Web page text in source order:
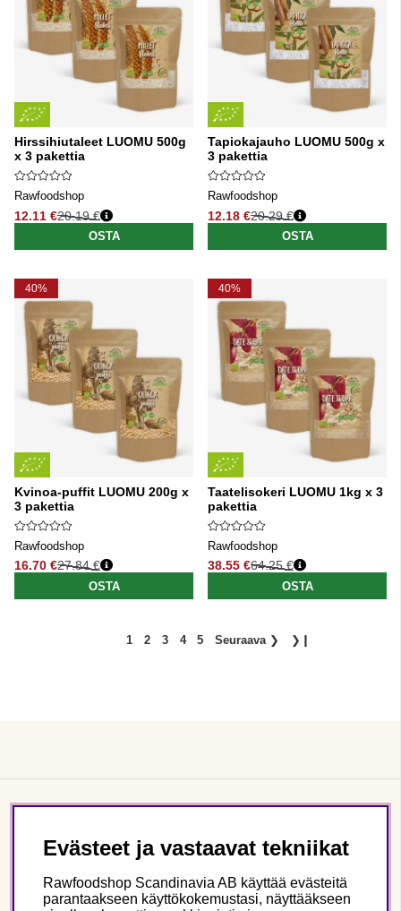
Hirssihiutaleet LUOMU 500g
x 3 pakettia
Rawfoodshop
12.11 €
Normaali hinta
20.19 €
OSTA
Tapiokajauho LUOMU 500g x
3 pakettia
Rawfoodshop
12.18 €
Normaali hinta
20.29 €
OSTA
40%
Kvinoa-puffit LUOMU 200g x
3 pakettia
Rawfoodshop
16.70 €
Normaali hinta
27.84 €
OSTA
40%
Taatelisokeri LUOMU 1kg x 3
pakettia
Rawfoodshop
38.55 €
Normaali hinta
64.25 €
OSTA
1 2 3 4 5 Seuraava ❯ ❯❙
Evästeet ja vastaavat tekniikat
Rawfoodshop Scandinavia AB käyttää evästeitä
parantaakseen käyttökokemustasi, näyttääkseen